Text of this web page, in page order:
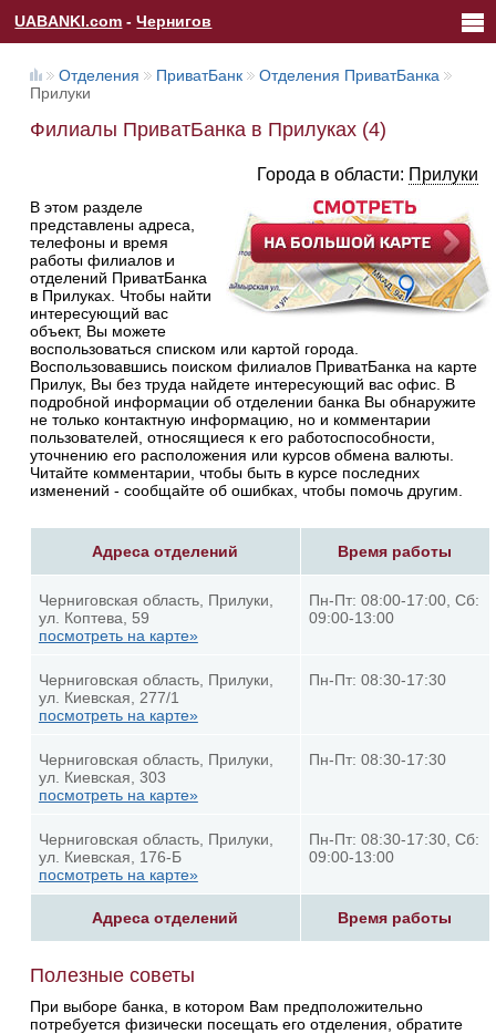
UABANKI.com -Чернигов
Отделения ПриватБанк
Отделения ПриватБанка
Прилуки
Филиалы ПриватБанка в Прилуках (4)
Города в области: Прилуки
В этом разделе
представлены адреса,
телефоны и время
работы филиалов и
отделений ПриватБанка
в Прилуках. Чтобы найти
интересующий вас
объект, Вы можете
воспользоваться списком или картой города.
Воспользовавшись поиском филиалов ПриватБанка на карте
Прилук, Вы без труда найдете интересующий вас офис. В
подробной информации об отделении банка Вы обнаружите
не только контактную информацию, но и комментарии
пользователей, относящиеся к его работоспособности,
уточнению его расположения или курсов обмена валюты.
Читайте комментарии, чтобы быть в курсе последних
изменений - сообщайте об ошибках, чтобы помочь другим.
Адреса отделений Время работы
Адреса отделений Время работы
Черниговская область, Прилуки,
ул. Коптева, 59
посмотреть на карте»
Пн-Пт: 08:00-17:00, Сб:
09:00-13:00
Черниговская область, Прилуки,
ул. Киевская, 277/1
посмотреть на карте»
Пн-Пт: 08:30-17:30
Черниговская область, Прилуки,
ул. Киевская, 303
посмотреть на карте»
Пн-Пт: 08:30-17:30
Черниговская область, Прилуки,
ул. Киевская, 176-Б
посмотреть на карте»
Пн-Пт: 08:30-17:30, Сб:
09:00-13:00
Полезные советы
При выборе банка, в котором Вам предположительно
потребуется физически посещать его отделения, обратите